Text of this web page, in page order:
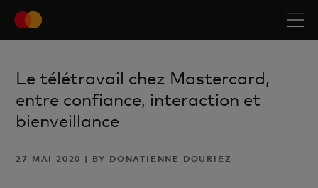
Le télétravail chez Mastercard,
entre confiance, interaction et
bienveillance
27 MAI 2020 | BY DONATIENNE DOURIEZ